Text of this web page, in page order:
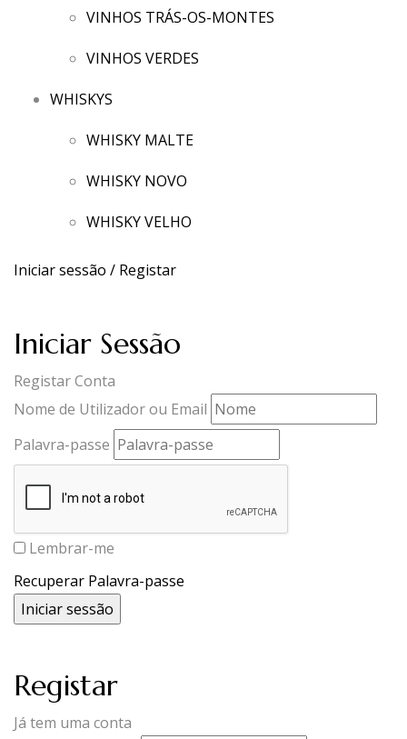
VINHOS TRÁS-OS-MONTES
VINHOS VERDES
WHISKYS
WHISKY MALTE
WHISKY NOVO
WHISKY VELHO
Iniciar sessão / Registar
Iniciar Sessão
Registar Conta
Nome de Utilizador ou Email
Palavra-passe
Lembrar-me
Recuperar Palavra-passe
Registar
Já tem uma conta